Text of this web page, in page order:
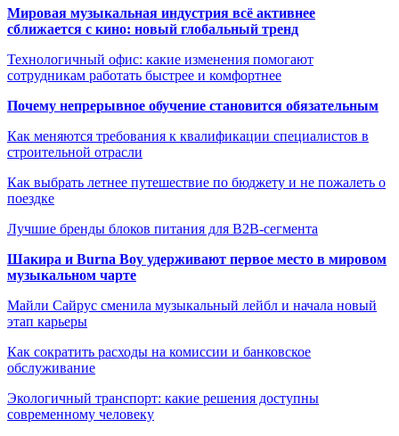
Мировая музыкальная индустрия всё активнее
сближается с кино: новый глобальный тренд
Технологичный офис: какие изменения помогают
сотрудникам работать быстрее и комфортнее
Почему непрерывное обучение становится обязательным
Как меняются требования к квалификации специалистов в
строительной отрасли
Как выбрать летнее путешествие по бюджету и не пожалеть о
поездке
Лучшие бренды блоков питания для B2B-сегмента
Шакира и Burna Boy удерживают первое место в мировом
музыкальном чарте
Майли Сайрус сменила музыкальный лейбл и начала новый
этап карьеры
Как сократить расходы на комиссии и банковское
обслуживание
Экологичный транспорт: какие решения доступны
современному человеку